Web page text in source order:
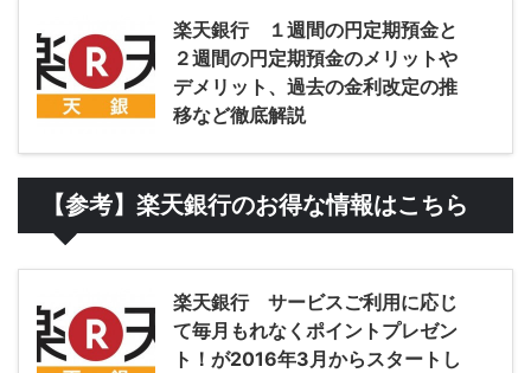
楽天銀行 １週間の円定期預金と
２週間の円定期預金のメリットや
デメリット、過去の金利改定の推
移など徹底解説
【参考】楽天銀行のお得な情報はこちら
楽天銀行 サービスご利用に応じ
て毎月もれなくポイントプレゼン
ト！が2016年3月からスタートし